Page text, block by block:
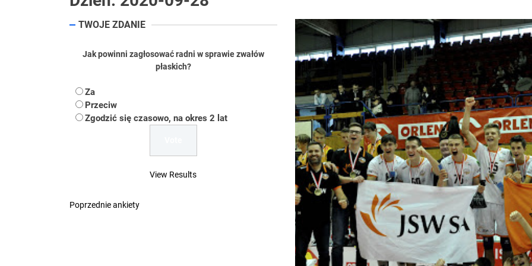
Koper – część 2.
Uwaga Dębieńsko – woda nieprzydatna do spożycia!!!
Dość komentowania kolejnych afer w ochronie zdrowia — czas zacząć mówić o
TWOJE ZDANIE
Jak powinni zagłosować radni w sprawie zwałów
płaskich?
Za
Przeciw
Zgodzić się czasowo, na okres 2 lat
View Results
Poprzednie ankiety